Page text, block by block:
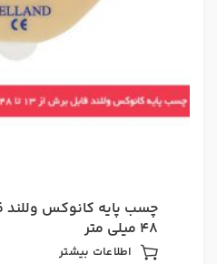
۴۸ میلی متر
اطلاعات بیشتر